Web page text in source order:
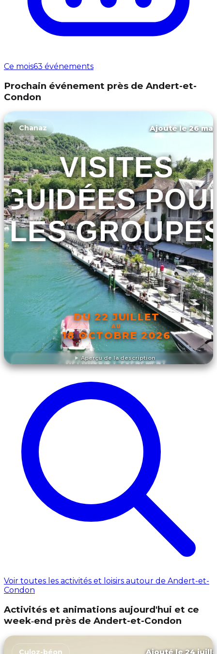
Ce mois63 événements
Prochain événement près de Andert-et-
Condon
Aperçu de la description
Chanaz Ajouté le 26
VISITES
GUIDÉES
LES
DU 22 JUILLET
AU
18 OCTOBRE 2026
DÉCOUVRIR L'ÉVÉNEMENT
Voir toutes les activités et loisirs autour de Andert-et-
Condon
Activités et animations aujourd'hui et ce
week‑end près de Andert-et-Condon
Culoz-béon Ajouté le 24